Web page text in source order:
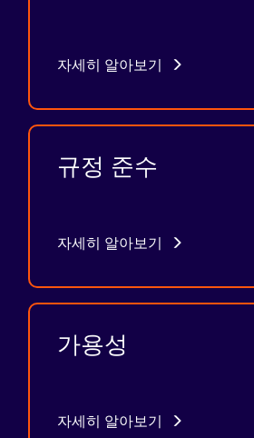
자세히 알아보기
규정 준수
자세히 알아보기
가용성
자세히 알아보기